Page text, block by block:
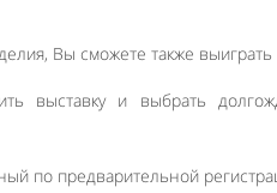
Вы сможете также
выставку и выбрать
по предварительной